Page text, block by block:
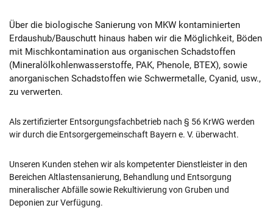
Über die biologische Sanierung von MKW kontaminierten
Erdaushub/Bauschutt hinaus haben wir die Möglichkeit, Böden
mit Mischkontamination aus organischen Schadstoffen
(Mineralölkohlenwasserstoffe, PAK, Phenole, BTEX), sowie
anorganischen Schadstoffen wie Schwermetalle, Cyanid, usw.,
zu verwerten.
Als zertifizierter Entsorgungsfachbetrieb nach § 56 KrWG werden
wir durch die Entsorgergemeinschaft Bayern e. V. überwacht.
Unseren Kunden stehen wir als kompetenter Dienstleister in den
Bereichen Altlastensanierung, Behandlung und Entsorgung
mineralischer Abfälle sowie Rekultivierung von Gruben und
Deponien zur Verfügung.